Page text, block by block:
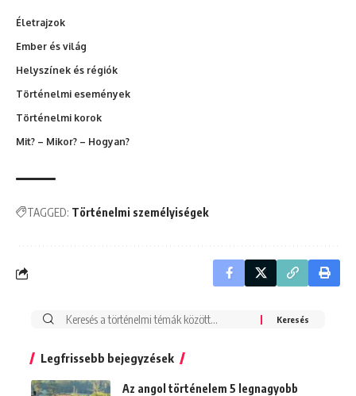
Életrajzok
Ember és világ
Helyszínek és régiók
Történelmi események
Történelmi korok
Mit? – Mikor? – Hogyan?
TAGGED: Történelmi személyiségek
Search
Legfrissebb bejegyzések
Az angol történelem 5 legnagyobb